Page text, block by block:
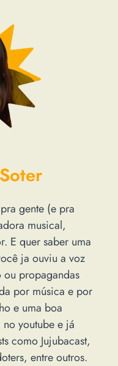
gente (e pra
musical,
E quer saber uma
ja ouviu a voz
propagandas
por música e por
e uma boa
youtube e já
como Jujubacast,
entre outros.